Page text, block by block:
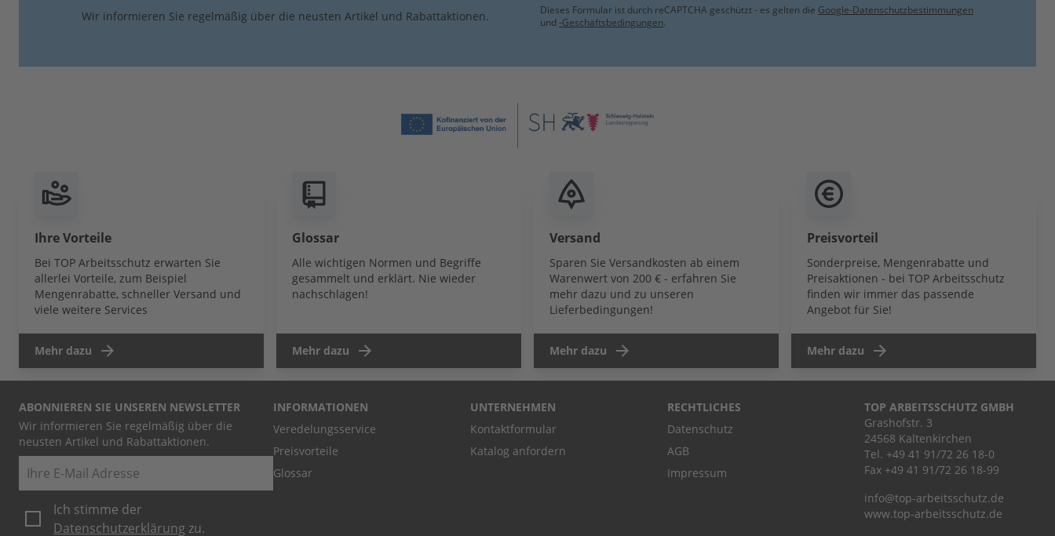
Wir informieren Sie regelmäßig über die neusten Artikel und Rabattaktionen. Dieses Formular ist durch reCAPTCHA geschützt - es gelten die Google-Datenschutzbestimmungen
und -Geschäftsbedingungen.
Ihre Vorteile
Bei TOP Arbeitsschutz erwarten Sie
allerlei Vorteile, zum Beispiel
Mengenrabatte, schneller Versand und
viele weitere Services
Mehr dazu
Glossar
Alle wichtigen Normen und Begriffe
gesammelt und erklärt. Nie wieder
nachschlagen!
Mehr dazu
Versand
Sparen Sie Versandkosten ab einem
Warenwert von 200 € - erfahren Sie
mehr dazu und zu unseren
Lieferbedingungen!
Mehr dazu
Preisvorteil
Sonderpreise, Mengenrabatte und
Preisaktionen - bei TOP Arbeitsschutz
finden wir immer das passende
Angebot für Sie!
Mehr dazu
ABONNIEREN SIE UNSEREN NEWSLETTER
Wir informieren Sie regelmäßig über die
neusten Artikel und Rabattaktionen.
E-Mail
Ich stimme der
Datenschutzerklärung zu.
INFORMATIONEN
Veredelungsservice
Preisvorteile
Glossar
UNTERNEHMEN
Kontaktformular
Katalog anfordern
RECHTLICHES
Datenschutz
AGB
Impressum
TOP ARBEITSSCHUTZ GMBH
Grashofstr. 3
24568 Kaltenkirchen
Tel. +49 41 91/72 26 18-0
Fax +49 41 91/72 26 18-99
info@top-arbeitsschutz.de
www.top-arbeitsschutz.de